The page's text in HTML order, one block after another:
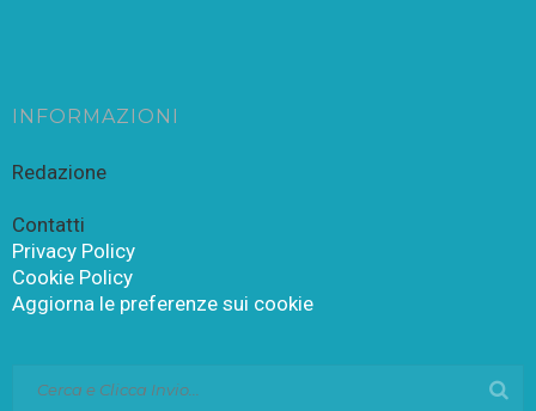
INFORMAZIONI
Redazione
Contatti
Privacy Policy
Cookie Policy
Aggiorna le preferenze sui cookie